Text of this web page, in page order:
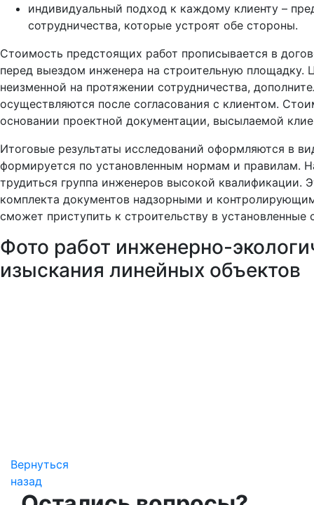
индивидуальный подход к каждому клиенту –
сотрудничества, которые устроят обе стороны.
Стоимость предстоящих работ прописывается в
перед выездом инженера на строительную площадку.
неизменной на протяжении сотрудничества,
осуществляются после согласования с клиентом.
основании проектной документации, высылаемой
Итоговые результаты исследований оформляются в
формируется по установленным нормам и правилам.
трудиться группа инженеров высокой квалификации.
комплекта документов надзорными и
сможет приступить к строительству в установленные
Фото работ инженерно-
изыскания линейных объектов
Вернуться
назад